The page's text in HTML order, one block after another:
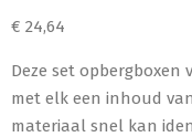
€ 24,64
Deze set opbergboxen
met elk een inhoud
materiaal snel kan